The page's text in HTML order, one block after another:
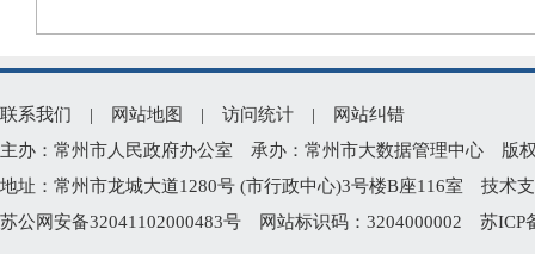
联系我们 | 网站地图 | 访问统计 |
网站纠错
主办：常州市人民政府办公室 承办：常州市大数据管理中心 版
地址：常州市龙城大道1280号 (市行政中心)3号楼B座116室 技术
苏公网安备32041102000483号 网站标识码：3204000002 苏ICP